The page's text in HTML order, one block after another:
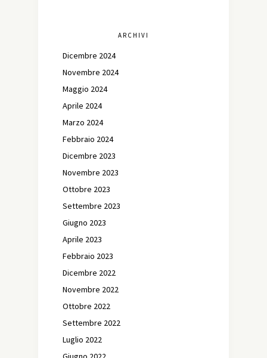
ARCHIVI
Dicembre 2024
Novembre 2024
Maggio 2024
Aprile 2024
Marzo 2024
Febbraio 2024
Dicembre 2023
Novembre 2023
Ottobre 2023
Settembre 2023
Giugno 2023
Aprile 2023
Febbraio 2023
Dicembre 2022
Novembre 2022
Ottobre 2022
Settembre 2022
Luglio 2022